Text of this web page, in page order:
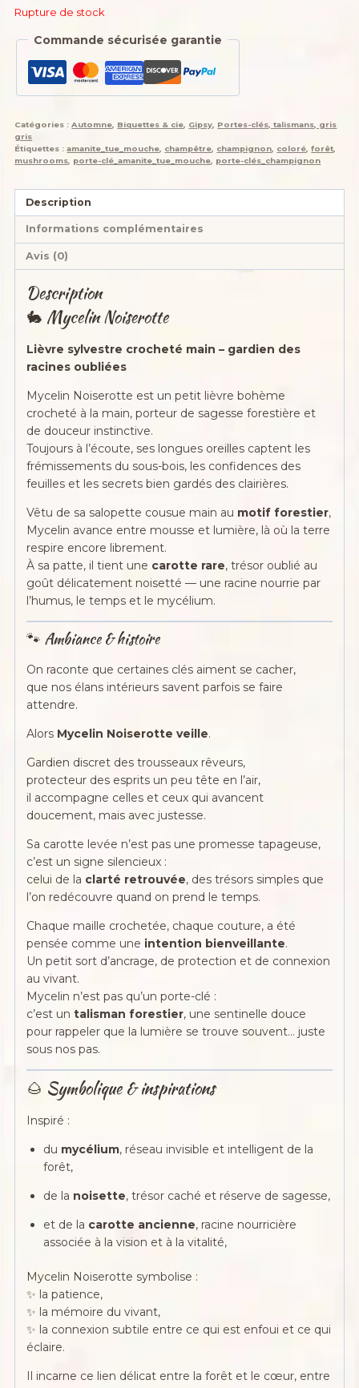
Rupture de stock
Commande sécurisée garantie
Catégories :Automne Biquettes & cie Gipsy
Portes-clés, talismans, gris
gris
Étiquettes :amanite_tue_mouche champêtre champignon coloré ,forêt
mushrooms
porte-clé_amanite_tue_mouche porte-clés_champignon
Description
Informations complémentaires
Avis (0)
Description
🐇 Mycelin Noiserotte
Lièvre sylvestre crocheté main – gardien des
racines oubliées
Mycelin Noiserotte est un petit lièvre bohème
crocheté à la main, porteur de sagesse forestière et
de douceur instinctive.
Toujours à l’écoute, ses longues oreilles captent les
frémissements du sous-bois, les confidences des
feuilles et les secrets bien gardés des clairières.
Vêtu de sa salopette cousue main au motif forestier,
Mycelin avance entre mousse et lumière, là où la terre
respire encore librement.
À sa patte, il tient une carotte rare, trésor oublié au
goût délicatement noisetté — une racine nourrie par
l’humus, le temps et le mycélium.
🐾 Ambiance & histoire
On raconte que certaines clés aiment se cacher,
que nos élans intérieurs savent parfois se faire
attendre.
Alors Mycelin Noiserotte veille.
Gardien discret des trousseaux rêveurs,
protecteur des esprits un peu tête en l’air,
il accompagne celles et ceux qui avancent
doucement, mais avec justesse.
Sa carotte levée n’est pas une promesse tapageuse,
c’est un signe silencieux :
celui de la clarté retrouvée, des trésors simples que
l’on redécouvre quand on prend le temps.
Chaque maille crochetée, chaque couture, a été
pensée comme une intention bienveillante.
Un petit sort d’ancrage, de protection et de connexion
au vivant.
Mycelin n’est pas qu’un porte-clé :
c’est untalisman forestier, une sentinelle douce
pour rappeler que la lumière se trouve souvent… juste
sous nos pas.
🌰 Symbolique & inspirations
Inspiré :
du mycélium, réseau invisible et intelligent de la
forêt,
de la noisette, trésor caché et réserve de sagesse,
et de la carotte ancienne, racine nourricière
associée à la vision et à la vitalité,
Mycelin Noiserotte symbolise :
✨ la patience,
✨ la mémoire du vivant,
✨ la connexion subtile entre ce qui est enfoui et ce qui
éclaire.
Il incarne ce lien délicat entre la forêt et le cœur, entre